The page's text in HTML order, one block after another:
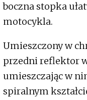
boczna stopka
motocykla.
Umieszczony w
przedni reflektor
umieszczając w
spiralnym